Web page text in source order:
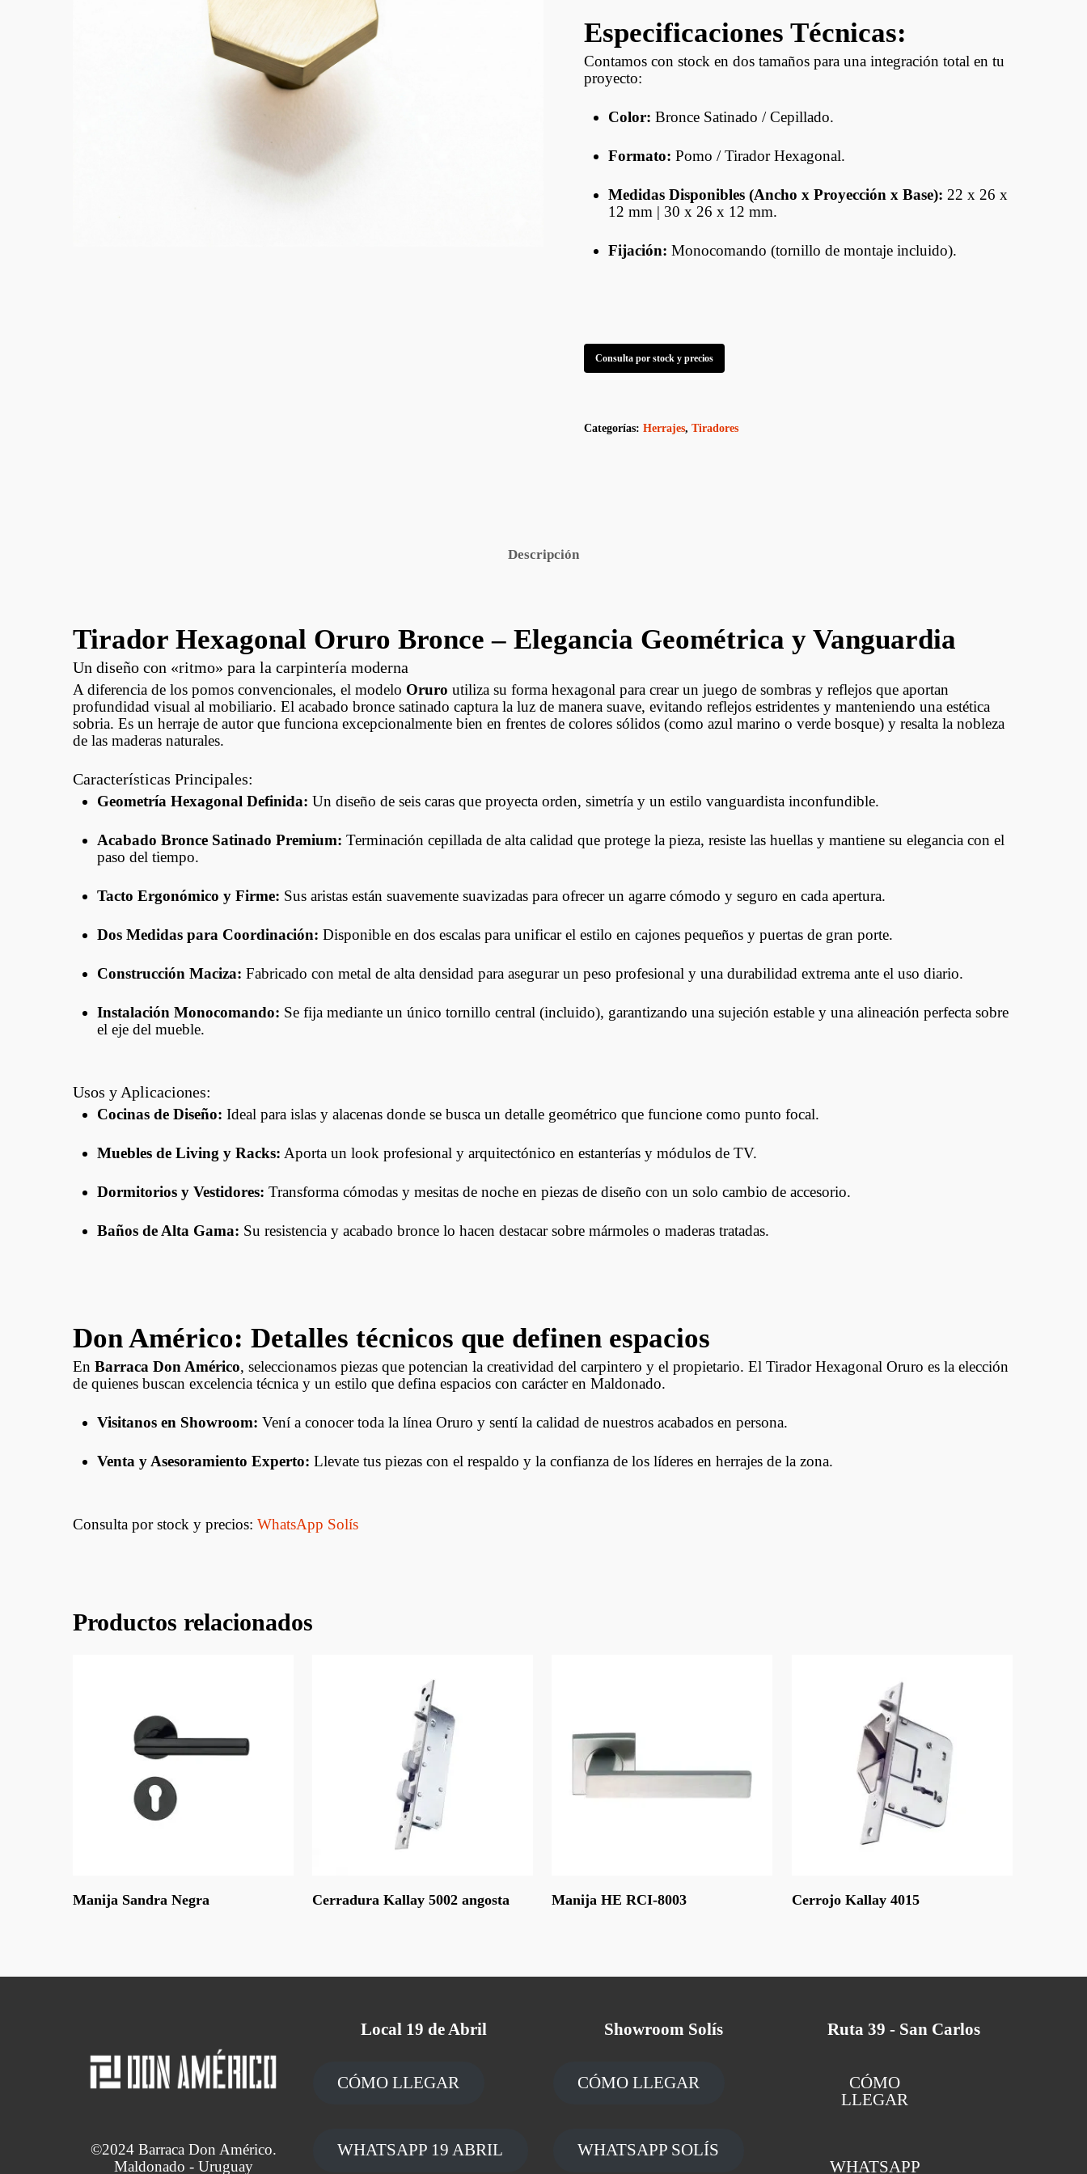
Okume
Pino Amarillo
Vigas Estructurales De
Eucaliptus
Decks
Revestimientos
Lambriz
Joelini
Bisagras
Aldavillas Fallebas Y
Otros
Especificaciones Técnicas:
Contamos con stock en dos tamaños para una integración total en tu
proyecto:
Color: Bronce Satinado / Cepillado.
Formato: Pomo / Tirador Hexagonal.
Medidas Disponibles (Ancho x Proyección x Base): 22 x 26 x
12 mm | 30 x 26 x 12 mm.
Fijación: Monocomando (tornillo de montaje incluido).
Consulta por stock y precios
Categorías: Herrajes, Tiradores
Descripción
Tirador Hexagonal Oruro Bronce – Elegancia Geométrica y Vanguardia
Un diseño con «ritmo» para la carpintería moderna
A diferencia de los pomos convencionales, el modelo Oruro utiliza su forma hexagonal para crear un juego de sombras y reflejos que aportan
profundidad visual al mobiliario. El acabado bronce satinado captura la luz de manera suave, evitando reflejos estridentes y manteniendo una estética
sobria. Es un herraje de autor que funciona excepcionalmente bien en frentes de colores sólidos (como azul marino o verde bosque) y resalta la nobleza
de las maderas naturales.
Características Principales:
Geometría Hexagonal Definida: Un diseño de seis caras que proyecta orden, simetría y un estilo vanguardista inconfundible.
Acabado Bronce Satinado Premium: Terminación cepillada de alta calidad que protege la pieza, resiste las huellas y mantiene su elegancia con el
paso del tiempo.
Tacto Ergonómico y Firme: Sus aristas están suavemente suavizadas para ofrecer un agarre cómodo y seguro en cada apertura.
Dos Medidas para Coordinación: Disponible en dos escalas para unificar el estilo en cajones pequeños y puertas de gran porte.
Construcción Maciza: Fabricado con metal de alta densidad para asegurar un peso profesional y una durabilidad extrema ante el uso diario.
Instalación Monocomando: Se fija mediante un único tornillo central (incluido), garantizando una sujeción estable y una alineación perfecta sobre
el eje del mueble.
Usos y Aplicaciones:
Cocinas de Diseño: Ideal para islas y alacenas donde se busca un detalle geométrico que funcione como punto focal.
Muebles de Living y Racks: Aporta un look profesional y arquitectónico en estanterías y módulos de TV.
Dormitorios y Vestidores: Transforma cómodas y mesitas de noche en piezas de diseño con un solo cambio de accesorio.
Baños de Alta Gama: Su resistencia y acabado bronce lo hacen destacar sobre mármoles o maderas tratadas.
Don Américo: Detalles técnicos que definen espacios
En Barraca Don Américo, seleccionamos piezas que potencian la creatividad del carpintero y el propietario. El Tirador Hexagonal Oruro es la elección
de quienes buscan excelencia técnica y un estilo que defina espacios con carácter en Maldonado.
Visitanos en Showroom: Vení a conocer toda la línea Oruro y sentí la calidad de nuestros acabados en persona.
Venta y Asesoramiento Experto: Llevate tus piezas con el respaldo y la confianza de los líderes en herrajes de la zona.
Consulta por stock y precios: WhatsApp Solís
Productos relacionados
Leer Más
Manija Sandra Negra Cerradura Kallay 5002 angosta Leer Más
Manija HE RCI-8003 Leer Más
Cerrojo Kallay 4015
©2024 Barraca Don Américo.
Maldonado - Uruguay
Local 19 de Abril
CÓMO LLEGAR
WHATSAPP 19 ABRIL
Showroom Solís
CÓMO LLEGAR
WHATSAPP SOLÍS
Ruta 39 - San Carlos
CÓMO
LLEGAR
WHATSAPP